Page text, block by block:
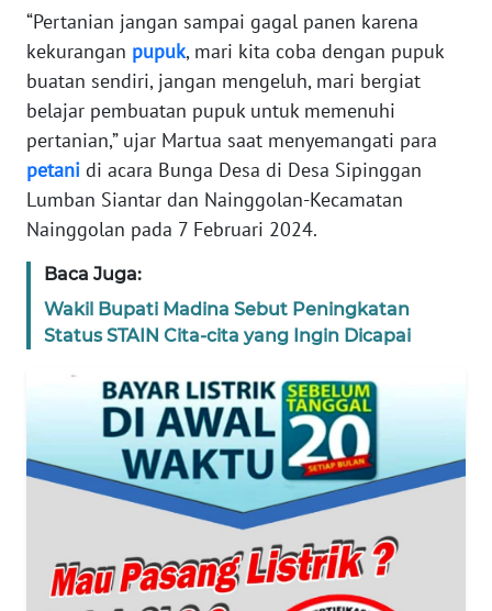
“Pertanian jangan sampai gagal panen karena
kekurangan pupuk, mari kita coba dengan pupuk
buatan sendiri, jangan mengeluh, mari bergiat
belajar pembuatan pupuk untuk memenuhi
pertanian,” ujar Martua saat menyemangati para
petani di acara Bunga Desa di Desa Sipinggan
Lumban Siantar dan Nainggolan-Kecamatan
Nainggolan pada 7 Februari 2024.
Baca Juga:
Wakil Bupati Madina Sebut Peningkatan
Status STAIN Cita-cita yang Ingin Dicapai
WN
SUMUT
WN
JAKARTA
WN
JABAR
WN
BANTEN
KEPRI
WN